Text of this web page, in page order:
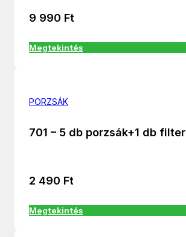
9 990 Ft
Megtekintés
PORZSÁK
701 – 5 db porzsák+1 db filter
2 490 Ft
Megtekintés